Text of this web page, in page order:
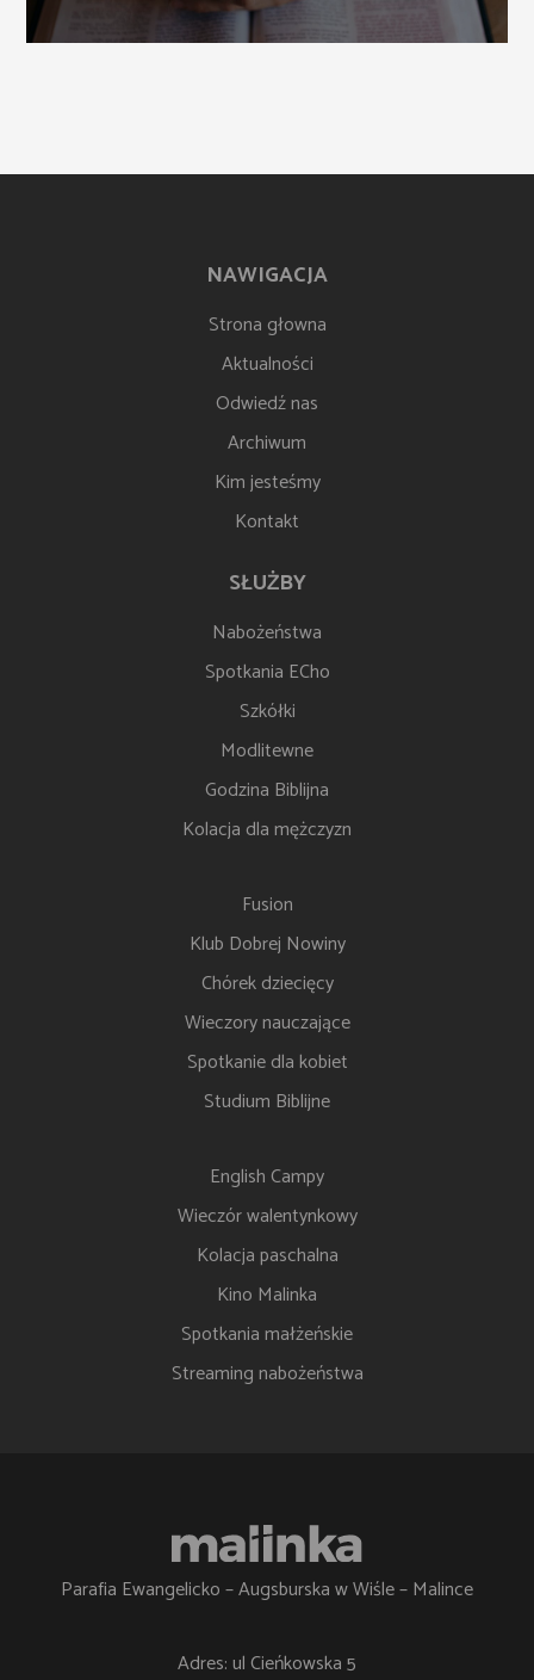
NAWIGACJA
Strona głowna
Aktualności
Odwiedź nas
Archiwum
Kim jesteśmy
Kontakt
SŁUŻBY
Nabożeństwa
Spotkania ECho
Szkółki
Modlitewne
Godzina Biblijna
Kolacja dla mężczyzn
Fusion
Klub Dobrej Nowiny
Chórek dziecięcy
Wieczory nauczające
Spotkanie dla kobiet
Studium Biblijne
English Campy
Wieczór walentynkowy
Kolacja paschalna
Kino Malinka
Spotkania małżeńskie
Streaming nabożeństwa
Parafia Ewangelicko – Augsburska w Wiśle – Malince
Adres: ul Cieńkowska 5